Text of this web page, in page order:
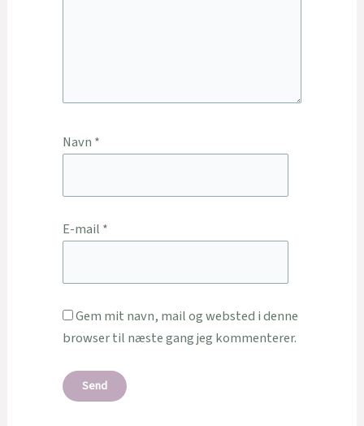
Navn *
E-mail *
Gem mit navn, mail og websted i denne
browser til næste gang jeg kommenterer.